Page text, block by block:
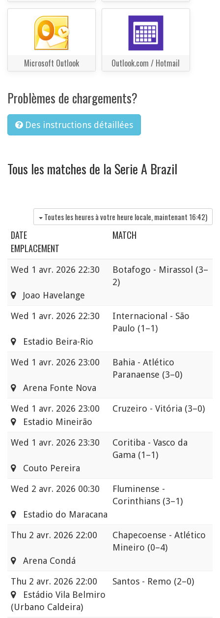
Microsoft Outlook Outlook.com / Hotmail
Problèmes de chargements?
Des instructions détaillées
Tous les matches de la Serie A Brazil
Toutes les heures à votre heure locale, maintenant 16:42)
DATE
MATCH
EMPLACEMENT
Wed 1 avr. 2026 22:30 Botafogo - Mirassol (3–
2)
Joao Havelange
Wed 1 avr. 2026 22:30
Internacional - São
Paulo (1–1)
Estadio Beira-Rio
Wed 1 avr. 2026 23:00
Bahia - Atlético
Paranaense (3–0)
Arena Fonte Nova
Wed 1 avr. 2026 23:00 Cruzeiro - Vitória (3–0)
Estadio Mineirão
Wed 1 avr. 2026 23:30
Coritiba - Vasco da
Gama (1–1)
Couto Pereira
Wed 2 avr. 2026 00:30
Fluminense -
Corinthians (3–1)
Estadio do Maracana
Thu 2 avr. 2026 22:00
Chapecoense - Atlético
Mineiro (0–4)
Arena Condá
Thu 2 avr. 2026 22:00 Santos - Remo (2–0)
Estádio Vila Belmiro
(Urbano Caldeira)